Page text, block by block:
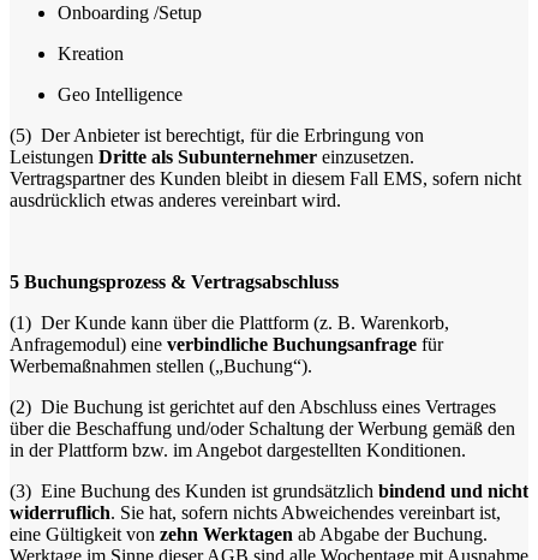
Onboarding /Setup
Kreation
Geo Intelligence
(5) Der Anbieter ist berechtigt, für die Erbringung von
Leistungen Dritte als Subunternehmer einzusetzen.
Vertragspartner des Kunden bleibt in diesem Fall EMS, sofern nicht
ausdrücklich etwas anderes vereinbart wird.
5 Buchungsprozess & Vertragsabschluss
(1) Der Kunde kann über die Plattform (z. B. Warenkorb,
Anfragemodul) eine verbindliche Buchungsanfrage für
Werbemaßnahmen stellen („Buchung“).
(2) Die Buchung ist gerichtet auf den Abschluss eines Vertrages
über die Beschaffung und/oder Schaltung der Werbung gemäß den
in der Plattform bzw. im Angebot dargestellten Konditionen.
(3) Eine Buchung des Kunden ist grundsätzlich bindend und nicht
widerruflich. Sie hat, sofern nichts Abweichendes vereinbart ist,
eine Gültigkeit von zehn Werktagen ab Abgabe der Buchung.
Werktage im Sinne dieser AGB sind alle Wochentage mit Ausnahme